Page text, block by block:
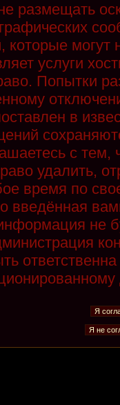
размещать
которые
услуги
Попытки
в
с
удалить,
время по
введённая
не